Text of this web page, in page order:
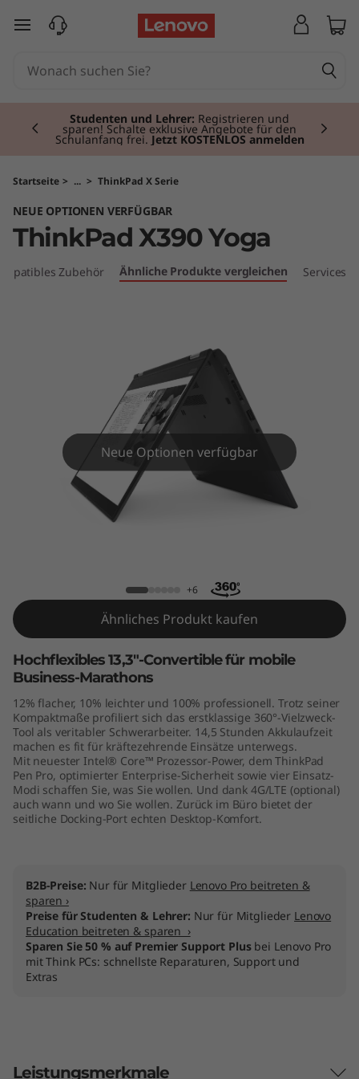
T
P
a
zum Hauptinhalt springen
Studenten und Lehrer: Registrieren und
sparen! Schalte exklusive Angebote für den
Schulanfang frei. Jetzt KOSTENLOS anmelden
Currently displaying item 2 of 3
Startseite > ... > ThinkPad X Serie
NEUE OPTIONEN VERFÜGBAR
ThinkPad X390 Yoga
Zubehör Ähnliche Produkte vergleichen Services
Neue Optionen verfügbar
+6
Ähnliches Produkt kaufen
Hochflexibles 13,3"-Convertible für mobile
Business-Marathons
12% flacher, 10% leichter und 100% professionell. Trotz seiner
Kompaktmaße profiliert sich das erstklassige 360°-Vielzweck-
Tool als veritabler Schwerarbeiter. 14,5 Stunden Akkulaufzeit
machen es fit für kräftezehrende Einsätze unterwegs.
Mit neuester Intel® Core™ Prozessor-Power, dem ThinkPad
Pen Pro, optimierter Enterprise-Sicherheit sowie vier Einsatz-
Modi schaffen Sie, was Sie wollen. Und dank 4G/LTE (optional)
auch wann und wo Sie wollen. Zurück im Büro bietet der
seitliche Docking-Port echten Desktop-Komfort.
B2B-Preise: Nur für Mitglieder Lenovo Pro beitreten &
sparen ›
Preise für Studenten & Lehrer: Nur für Mitglieder Lenovo
Education beitreten & sparen ›
Sparen Sie 50 % auf Premier Support Plusbei Lenovo Pro
mit Think PCs: schnellste Reparaturen, Support und
Extras
Leistungsmerkmale